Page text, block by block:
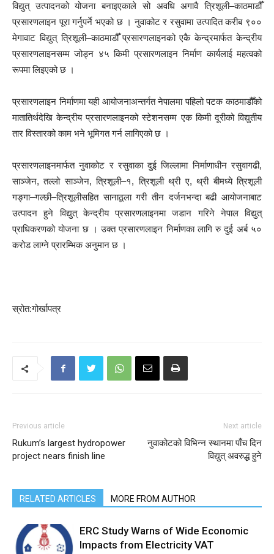
विद्युत् उत्पादनको योजना बनाइएकाले सो अवधि अगावै त्रिशूली–काठमाडौँ
प्रसारणलाइन पूरा गर्नुपर्ने भएको छ । नुवाकोट र रसुवामा उत्पादित करीब ९००
मेगावाट विद्युत् त्रिशूली–काठमाडौँ प्रसारणलाइनको एकै केन्द्रमार्फत केन्द्रीय
प्रसारणलाइनसम्म जोड्न ४५ किमी प्रसारणलाइन निर्माण कार्यलाई महत्वको
रूपमा लिइएको छ ।
प्रसारणलाइन निर्माणमा यही आयोजनाअन्तर्गत नेपालमा पहिलो पटक काठमाडौँको
मातातिर्थदेखि केन्द्रीय प्रसारणलाइनको स्टेशनसम्म एक किमी दूरीको विद्युतीय
तार विस्तारको काम भने भूमिगत गर्न लागिएको छ ।
प्रसारणलाइनमार्फत नुवाकोट र रसुवाका दुई जिल्लामा निर्माणाधीन रसुवागढी,
साञ्जेन, तल्लो साञ्जेन, त्रिशूली–१, त्रिशूली थ्री ए, थ्री बीमध्ये त्रिशूली
गङ्गा–गल्छी–त्रिशूलीसहित सानाठूला गरी तीन दर्जनभन्दा बढी आयोजनाबाट
उत्पादन हुने विद्युत् केन्द्रीय प्रसारणलाइनमा जडान गरिने नेपाल विद्युत्
प्राधिकरणको योजना छ । उक्त प्रसारणलाइन निर्माणका लागि रु दुई अर्ब ५०
करोड लाग्ने प्रारम्भिक अनुमान छ ।
स्रोत:गोर्खापत्र
Previous article
Rukum’s largest hydropower
project nears finish line
Next article
नुवाकोटको विभिन्न स्थानमा पाँच दिन
विद्युत् अवरुद्ध हुने
RELATED ARTICLES MORE FROM AUTHOR
ERC Study Warns of Wide Economic
Impacts from Electricity VAT